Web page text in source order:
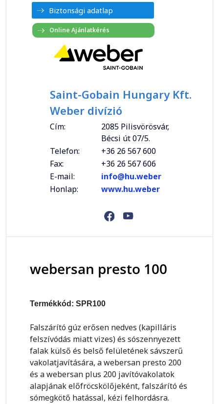
Biztonsági adatlap
Saint-Gobain Hungary Kft.
Weber divízió
Cím:
2085 Pilisvörösvár,
Bécsi út 07/5.
Telefon:
+36 26 567 600
Fax:
+36 26 567 606
E-mail:
info@hu.weber
Honlap:
www.hu.weber
webersan presto 100
Termékkód: SPR100
Falszárító gúz erősen nedves (kapilláris
felszívódás miatt vizes) és sószennyezett
falak külső és belső felületének sávszerű
vakolatjavítására, a webersan presto 200
és a webersan plus 200 javítóvakolatok
alapjának előfröcskölőjeként, falszárító és
sómegkötő hatással, kézi felhordásra.